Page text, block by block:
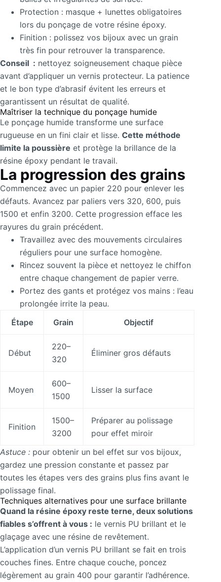
Protection : masque + lunettes obligatoires
lors du ponçage de votre résine époxy.
Finition : polissez vos bijoux avec un grain
très fin pour retrouver la transparence.
Conseil : nettoyez soigneusement chaque pièce
avant d’appliquer un vernis protecteur. La patience
et le bon type d’abrasif évitent les erreurs et
garantissent un résultat de qualité.
Maîtriser la technique du ponçage humide
Le ponçage humide transforme une surface
rugueuse en un fini clair et lisse. Cette méthode
limite la poussière et protège la brillance de la
résine époxy pendant le travail.
La progression des grains
Commencez avec un papier 220 pour enlever les
défauts. Avancez par paliers vers 320, 600, puis
1500 et enfin 3200. Cette progression efface les
rayures du grain précédent.
Travaillez avec des mouvements circulaires
réguliers pour une surface homogène.
Rincez souvent la pièce et nettoyez le chiffon
entre chaque changement de papier verre.
Portez des gants et protégez vos mains : l’eau
prolongée irrite la peau.
Étape
Grain Objectif
Début
220–
320
Éliminer gros défauts
Moyen
600–
1500
Lisser la surface
Finition
1500–
3200
Préparer au polissage
pour effet miroir
Astuce : pour obtenir un bel effet sur vos bijoux,
gardez une pression constante et passez par
toutes les étapes vers des grains plus fins avant le
polissage final.
Techniques alternatives pour une surface brillante
Quand la résine époxy reste terne, deux solutions
fiables s’offrent à vous : le vernis PU brillant et le
glaçage avec une résine de revêtement.
L’application d’un vernis PU brillant se fait en trois
couches fines. Entre chaque couche, poncez
légèrement au grain 400 pour garantir l’adhérence.